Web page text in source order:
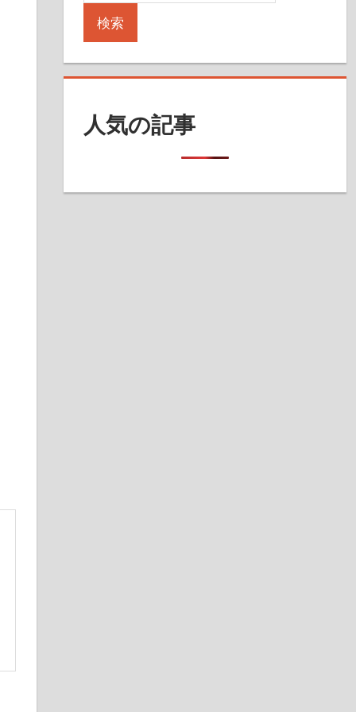
検索
人気の記事